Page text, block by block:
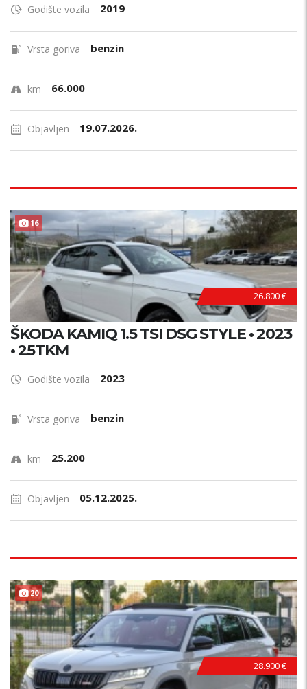
Godište vozila 2019
Vrsta goriva benzin
km 66.000
Objavljen 19.07.2026.
16
26.800 €
ŠKODA KAMIQ 1.5 TSI DSG STYLE • 2023
• 25TKM
Godište vozila 2023
Vrsta goriva benzin
km 25.200
Objavljen 05.12.2025.
20
28.900 €